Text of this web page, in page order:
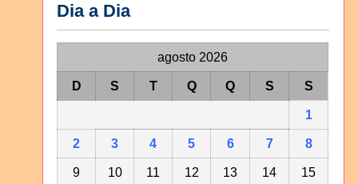
Dia a Dia
agosto 2026
D S T Q Q S S
1
2 3 4 5 6 7 8
9 10 11 12 13 14 15